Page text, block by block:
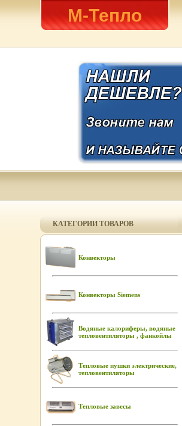
М-Тепло
КАТЕГОРИИ ТОВАРОВ
Конвекторы
Конвекторы Siemens
Водяные калориферы, водяные
тепловентиляторы , фанкойлы
Тепловые пушки электрические,
тепловентиляторы
Тепловые завесы